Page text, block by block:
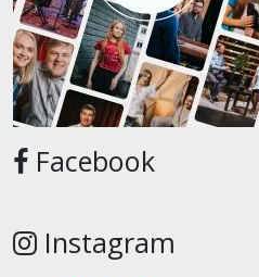
Facebook
Instagram